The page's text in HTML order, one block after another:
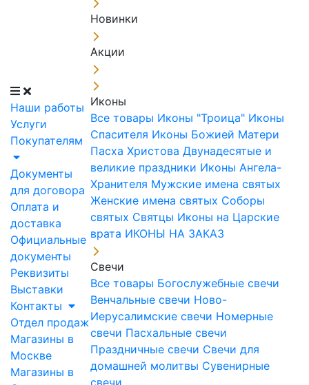
Наши работы
Услуги
Покупателям
Документы
для договора
Оплата и
доставка
Официальные
документы
Реквизиты
Выставки
Контакты
Отдел продаж
Магазины в
Москве
Магазины в
Новинки
Акции
Иконы
Все товары Иконы "Троица" Иконы
Спасителя Иконы Божией Матери
Пасха Христова Двунадесятые и
великие праздники Иконы Ангела-
Хранителя Мужские имена святых
Женские имена святых Соборы
святых Святцы Иконы на Царские
врата ИКОНЫ НА ЗАКАЗ
Свечи
Все товары Богослужебные свечи
Венчальные свечи Ново-
Иерусалимские свечи Номерные
свечи Пасхальные свечи
Праздничные свечи Свечи для
домашней молитвы Сувенирные
свечи